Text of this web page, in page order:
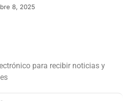
8, 2025
para recibir noticias y